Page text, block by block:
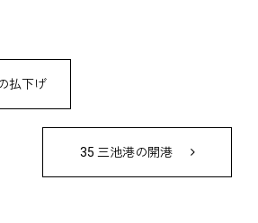
払下げ
35 三池港の開港